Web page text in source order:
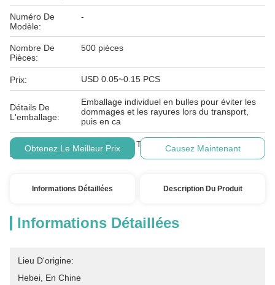
Numéro De
Modèle:
-
Nombre De
Pièces:
500 pièces
Prix: USD 0.05~0.15 PCS
Détails De
L'emballage:
Emballage individuel en bulles pour éviter les
dommages et les rayures lors du transport,
puis en ca
Conditions De
Paiement:
L/C, D/A, D/P, T/T, Western Union, MoneyGram
Obtenez Le Meilleur Prix Causez Maintenant
Informations Détaillées Description Du Produit
Informations Détaillées
Lieu D'origine:
Hebei, En Chine